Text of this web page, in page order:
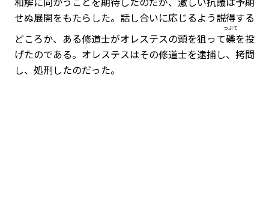
せぬ展開をもたらした。話し合いに応じるよう説得する
どころか、ある修道士がオレステスの頭を狙って礫
つぶて
を投
げたのである。オレステスはその修道士を逮捕し、拷問
し、処刑したのだった。